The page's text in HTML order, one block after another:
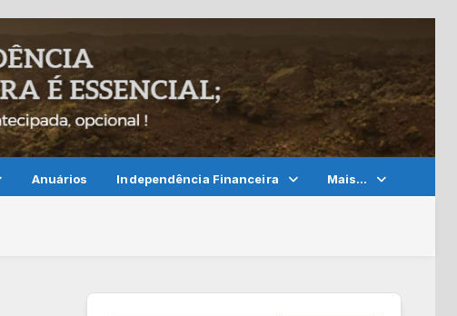
Anuários Independência Financeira Mais…